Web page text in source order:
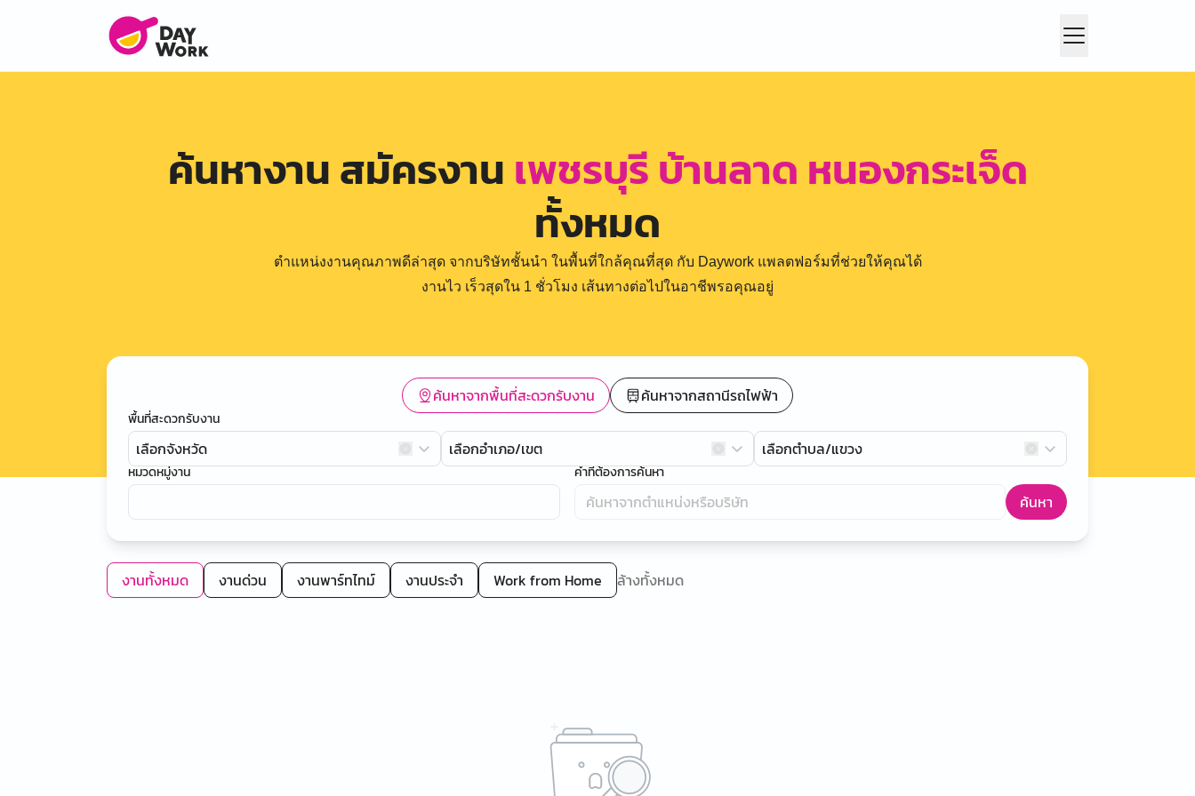
ค้นหางาน สมัครงาน เพชรบุรี บ้านลาด หนองกระเจ็ด
ทั้งหมด
ตำแหน่งงานคุณภาพดีล่าสุด จากบริษัทชั้นนำ ในพื้นที่ใกล้คุณที่สุด กับ Daywork แพลตฟอร์มที่ช่วยให้คุณได้
งานไว เร็วสุดใน 1 ชั่วโมง เส้นทางต่อไปในอาชีพรอคุณอยู่
ค้นหาจากพื้นที่สะดวกรับงาน ค้นหาจากสถานีรถไฟฟ้า
พื้นที่สะดวกรับงาน
เลือกจังหวัด เลือกอำเภอ/เขต เลือกตำบล/แขวง
หมวดหมู่งาน คำที่ต้องการค้นหา
ค้นหา
งานทั้งหมด งานด่วน งานพาร์ทไทม์ งานประจำ Work from Home ล้างทั้งหมด